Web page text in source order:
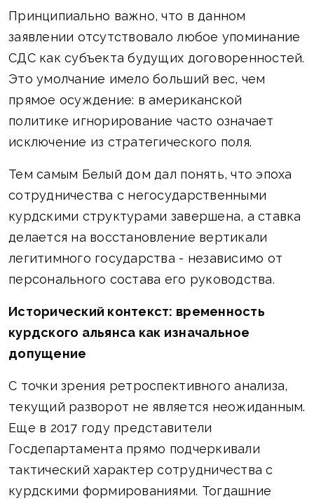
Принципиально важно, что в данном
заявлении отсутствовало любое упоминание
СДС как субъекта будущих договоренностей.
Это умолчание имело больший вес, чем
прямое осуждение: в американской
политике игнорирование часто означает
исключение из стратегического поля.
Тем самым Белый дом дал понять, что эпоха
сотрудничества с негосударственными
курдскими структурами завершена, а ставка
делается на восстановление вертикали
легитимного государства - независимо от
персонального состава его руководства.
Исторический контекст: временность
курдского альянса как изначальное
допущение
С точки зрения ретроспективного анализа,
текущий разворот не является неожиданным.
Еще в 2017 году представители
Госдепартамента прямо подчеркивали
тактический характер сотрудничества с
курдскими формированиями. Тогдашние